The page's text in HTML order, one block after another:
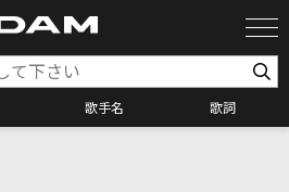
歌手名 歌詞